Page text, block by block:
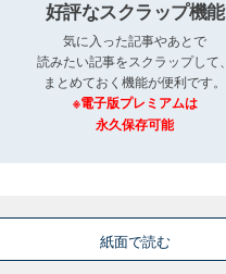
好評なスクラップ機能
気に入った記事やあとで
読みたい記事をスクラップして、
まとめておく機能が便利です。
※電子版プレミアムは
永久保存可能
紙面で読む